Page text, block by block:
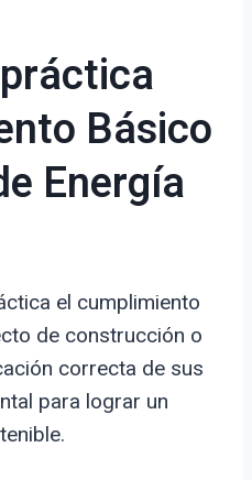
Básico
Energía
el cumplimiento
de construcción o
correcta de sus
para lograr un